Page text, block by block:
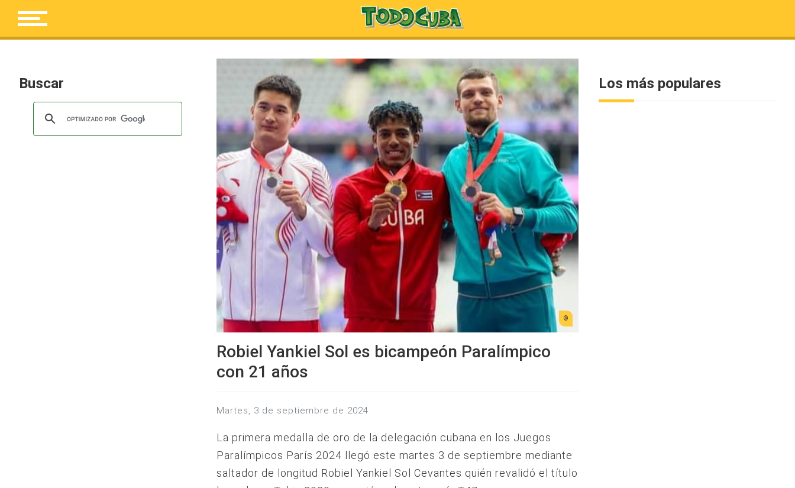
Buscar
Robiel Yankiel Sol es bicampeón Paralímpico
con 21 años
martes, 3 de septiembre de 2024
La primera medalla de oro de la delegación cubana en los Juegos
Paralímpicos París 2024 llegó este martes 3 de septiembre mediante
saltador de longitud Robiel Yankiel Sol Cevantes quién revalidó el título
Los más populares